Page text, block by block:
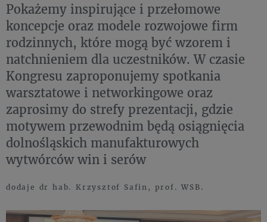
Pokażemy inspirujące i przełomowe
koncepcje oraz modele rozwojowe firm
rodzinnych, które mogą być wzorem i
natchnieniem dla uczestników. W czasie
Kongresu zaproponujemy spotkania
warsztatowe i networkingowe oraz
zaprosimy do strefy prezentacji, gdzie
motywem przewodnim będą osiągnięcia
dolnośląskich manufakturowych
wytwórców win i serów
dodaje dr hab. Krzysztof Safin, prof. WSB.